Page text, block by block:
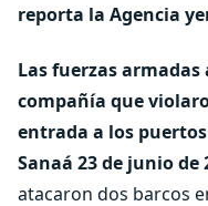
reporta la Agencia
Las fuerzas
compañía que
entrada a los
Sanaá 23 de junio de
atacaron dos barcos